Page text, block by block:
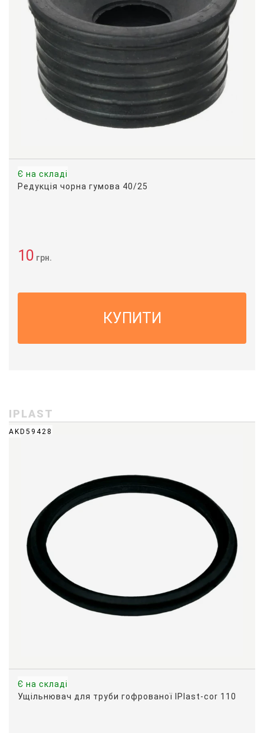
Є на складі
Редукція чорна гумова 40/25
10 грн.
КУПИТИ
IPLAST
AKD59428
Є на складі
Ущільнювач для труби гофрованої IPIast-cor 110